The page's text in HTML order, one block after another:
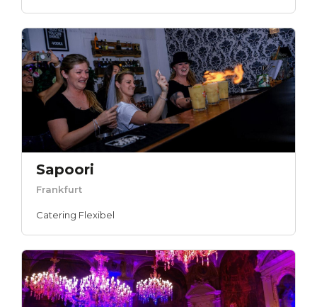
Sapoori
Frankfurt
Catering Flexibel